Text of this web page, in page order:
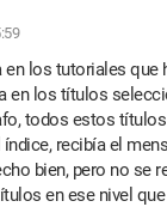
en los tutoriales
en los títulos
todos estos
recibía el
bien, pero no se
en ese nivel